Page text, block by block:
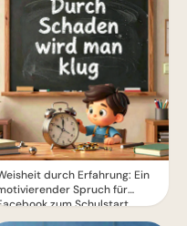
durch Erfahrung: Ein
Spruch für
zum Schulstart.